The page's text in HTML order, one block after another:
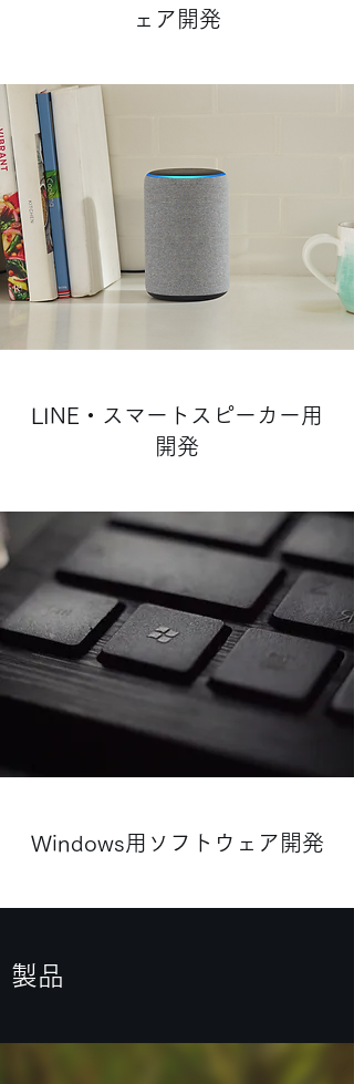
ェア開発
LINE・スマートスピーカー用
開発
Windows用ソフトウェア開発
製品